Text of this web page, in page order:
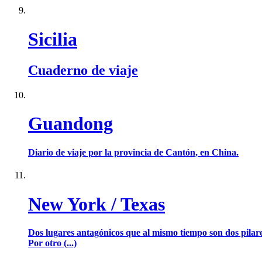
Sicilia
Cuaderno de viaje
Guandong
Diario de viaje por la provincia de Cantón, en China.
New York / Texas
Dos lugares antagónicos que al mismo tiempo son dos
Por otro (...)